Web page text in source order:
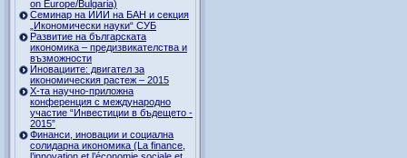
on Europe/Bulgaria)
Семинар на ИИИ на БАН и секция
„Икономически науки“ СУБ
Развитие на българската
икономика – предизвикателства и
възможности
Иновациите: двигател за
икономическия растеж – 2015
Х-та научно-приложна
конференция с международно
участие “Инвестиции в бъдещето -
2015”
Финанси, иновации и социална
солидарна икономика (La finance,
l’innovation et l’économie sociale et